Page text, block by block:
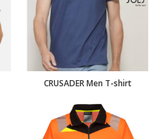
CRUSADER Men T-shirt